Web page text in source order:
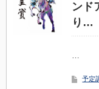
ンド
り…
…
予定